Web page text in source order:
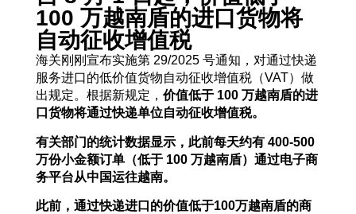
100 万越南盾的进口货物将
自动征收增值税
海关刚刚宣布实施第 29/2025 号通知，对通过快递
服务进口的低价值货物自动征收增值税（VAT）做
出规定。根据新规定， 价值低于100 万越南盾的进
口货物将通过快递单位自动征收增值税。
有关部门的统计数据显示，此前每天约有400-500
万份小金额订单（低于100 万越南盾）通过电子商
务平台从中国运往越南。
此前，通过快递进口的价值低于100万越南盾的商